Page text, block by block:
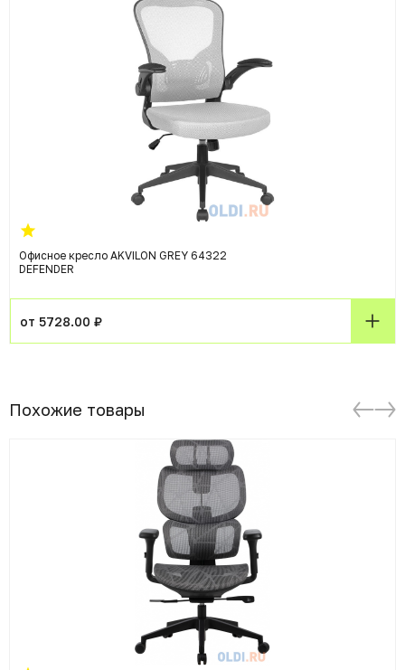
Офисное кресло AKVILON GREY 64322
DEFENDER
от 5728.00 ₽
Похожие товары